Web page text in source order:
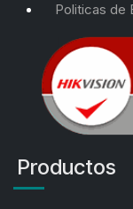
Politicas de
Productos